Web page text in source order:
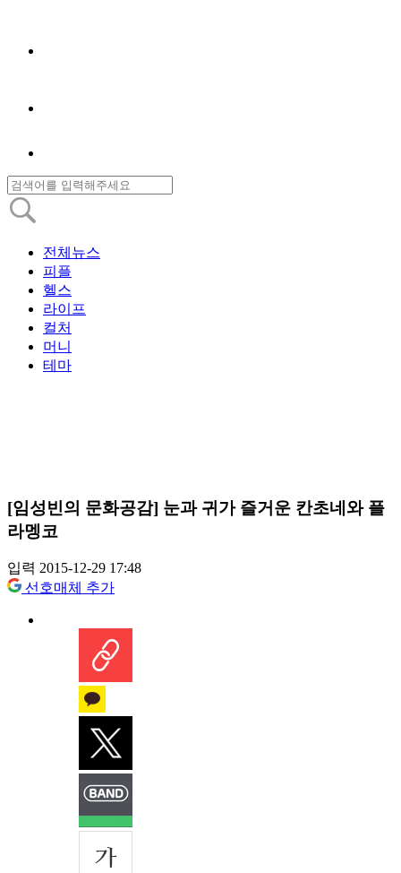
전체뉴스
피플
헬스
라이프
컬처
머니
테마
[임성빈의 문화공감] 눈과 귀가 즐거운 칸초네와 플
라멩코
입력 2015-12-29 17:48
선호매체 추가